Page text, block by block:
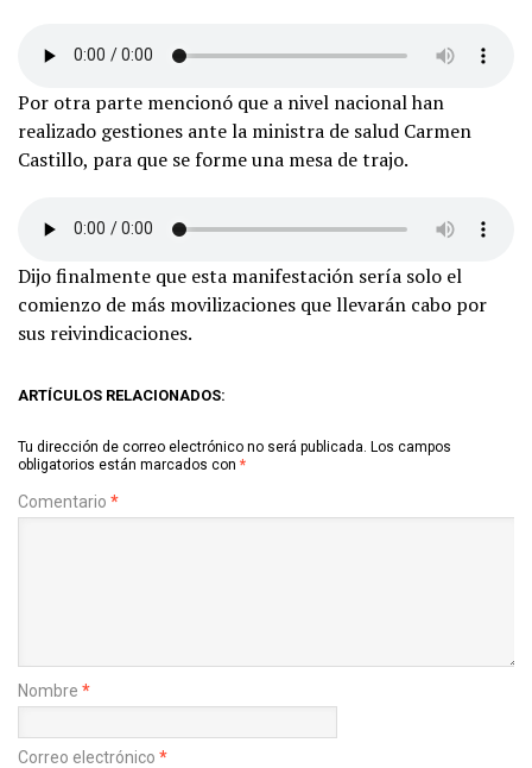
Por otra parte mencionó que a nivel nacional han
realizado gestiones ante la ministra de salud Carmen
Castillo, para que se forme una mesa de trajo.
Dijo finalmente que esta manifestación sería solo el
comienzo de más movilizaciones que llevarán cabo por
sus reivindicaciones.
ARTÍCULOS RELACIONADOS:
Tu dirección de correo electrónico no será publicada. Los campos
obligatorios están marcados con *
Comentario *
Nombre *
Correo electrónico *